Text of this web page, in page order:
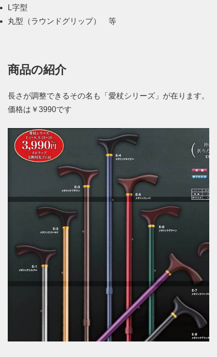
L字型
丸型（ラウンドグリップ） 等
商品の紹介
長さが調整できるその名も「愛杖シリーズ」が在ります。
価格は￥3990です